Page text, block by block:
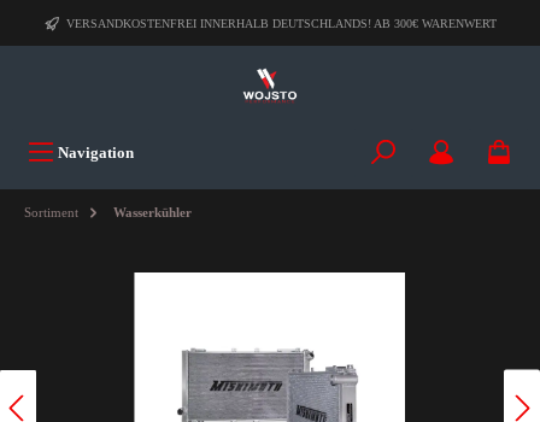
VERSANDKOSTENFREI INNERHALB DEUTSCHLANDS! AB 300€ WARENWERT
Navigation
Sortiment Wasserkühler